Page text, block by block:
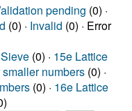
pending (0) ·
(0) · Invalid (0) · Error
(0) · 15e Lattice
numbers (0) ·
(0) · 16e Lattice